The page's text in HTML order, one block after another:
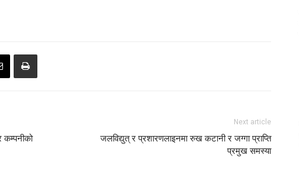
कम्पनीको
Next article
जलविद्युत् र प्रशारणलाइनमा रुख कटानी र जग्गा प्राप्ति
प्रमुख समस्या